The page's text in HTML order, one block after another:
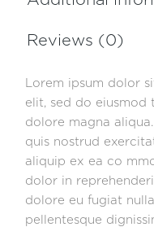
Reviews (0)
Lorem ipsum dolor
elit, sed do
dolore magna
quis nostrud
aliquip ex ea co
dolor in
dolore eu fugiat
pellentesque